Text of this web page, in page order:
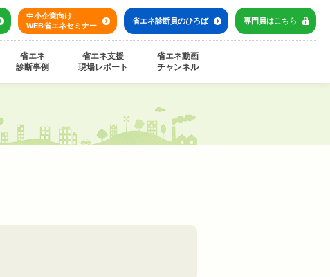
中小企業向け
WEB省エネセミナー
省エネ診断員のひろば 専門員はこちら
省エネ
診断事例
省エネ支援
現場レポート
省エネ動画
チャンネル